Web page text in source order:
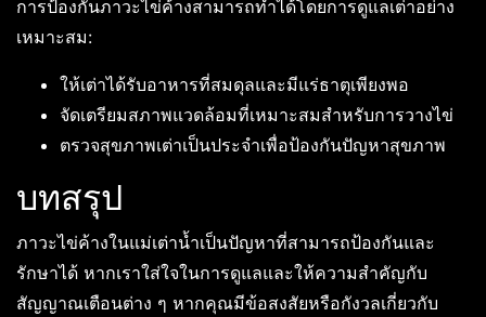
การป้องกันภาวะไข่ค้างสามารถทำได้โดยการดูแลเต่าอย่าง
เหมาะสม:
ให้เต่าได้รับอาหารที่สมดุลและมีแร่ธาตุเพียงพอ
จัดเตรียมสภาพแวดล้อมที่เหมาะสมสำหรับการวางไข่
ตรวจสุขภาพเต่าเป็นประจำเพื่อป้องกันปัญหาสุขภาพ
บทสรุป
ภาวะไข่ค้างในแม่เต่าน้ำเป็นปัญหาที่สามารถป้องกันและ
รักษาได้ หากเราใส่ใจในการดูแลและให้ความสำคัญกับ
สัญญาณเตือนต่าง ๆ หากคุณมีข้อสงสัยหรือกังวลเกี่ยวกับ